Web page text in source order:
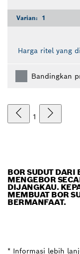
Varian: 1
Harga ritel yang
Bandingkan
1
BOR SUDUT
MENGEBOR
DIJANGKAU.
MEMBUAT BOR
BERMANFAAT.
* Informasi lebih